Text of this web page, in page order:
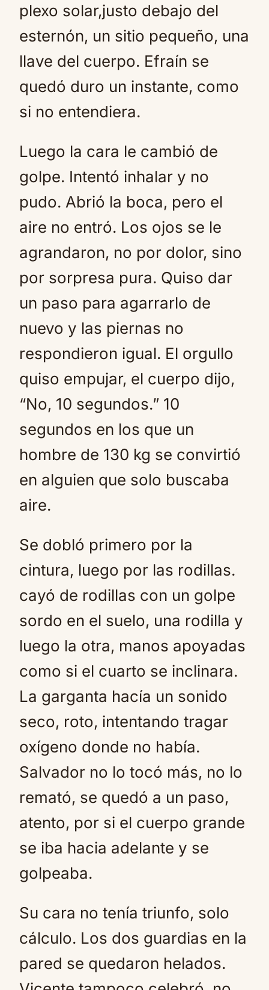
plexo solar,justo debajo del
esternón, un sitio pequeño, una
llave del cuerpo. Efraín se
quedó duro un instante, como
si no entendiera.
Luego la cara le cambió de
golpe. Intentó inhalar y no
pudo. Abrió la boca, pero el
aire no entró. Los ojos se le
agrandaron, no por dolor, sino
por sorpresa pura. Quiso dar
un paso para agarrarlo de
nuevo y las piernas no
respondieron igual. El orgullo
quiso empujar, el cuerpo dijo,
“No, 10 segundos.” 10
segundos en los que un
hombre de 130 kg se convirtió
en alguien que solo buscaba
aire.
Se dobló primero por la
cintura, luego por las rodillas.
cayó de rodillas con un golpe
sordo en el suelo, una rodilla y
luego la otra, manos apoyadas
como si el cuarto se inclinara.
La garganta hacía un sonido
seco, roto, intentando tragar
oxígeno donde no había.
Salvador no lo tocó más, no lo
remató, se quedó a un paso,
atento, por si el cuerpo grande
se iba hacia adelante y se
golpeaba.
Su cara no tenía triunfo, solo
cálculo. Los dos guardias en la
pared se quedaron helados.